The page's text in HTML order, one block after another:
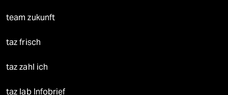
team zukunft
taz frisch
taz zahl ich
taz lab Infobrief